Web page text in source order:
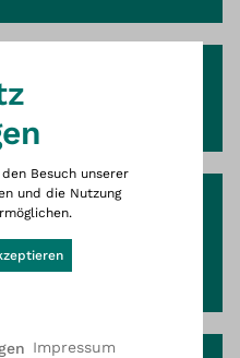
Sanitär
/ Rotguss
Sanitär
- Messing /
Wittigsthal
Besuch unserer
und die Nutzung
Impressum
Banner